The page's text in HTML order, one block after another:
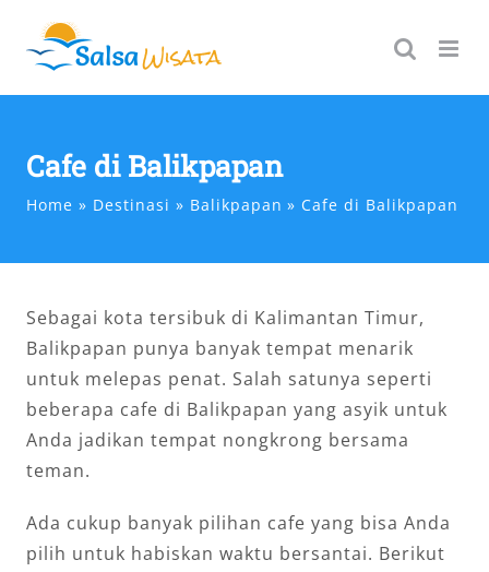
content
Cafe di Balikpapan
Home Destinasi Balikpapan Cafe di Balikpapan
Sebagai kota tersibuk di Kalimantan Timur,
Balikpapan punya banyak tempat menarik
untuk melepas penat. Salah satunya seperti
beberapa cafe di Balikpapan yang asyik untuk
Anda jadikan tempat nongkrong bersama
teman.
Ada cukup banyak pilihan cafe yang bisa Anda
pilih untuk habiskan waktu bersantai. Berikut